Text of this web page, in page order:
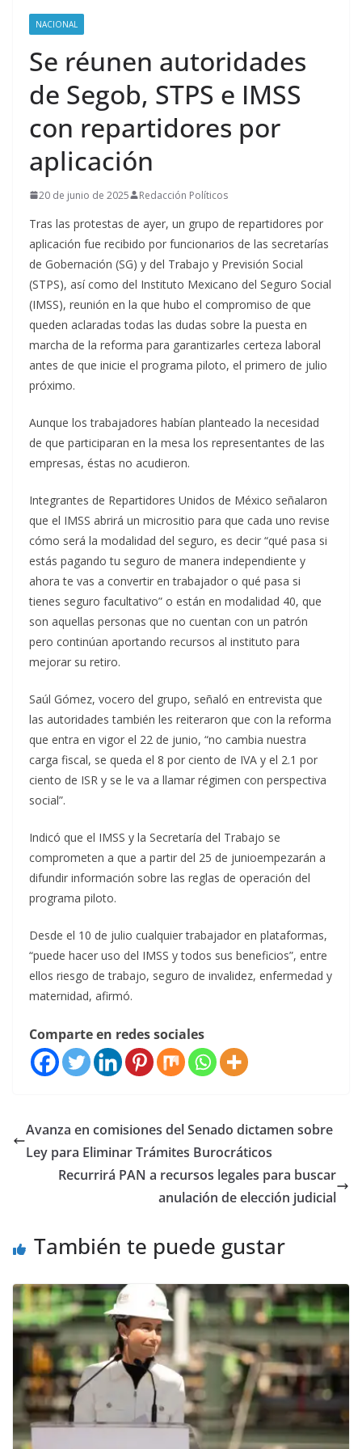
NACIONAL
Se réunen autoridades
de Segob, STPS e IMSS
con repartidores por
aplicación
20 de junio de 2025 Redacción Políticos
Tras las protestas de ayer, un grupo de repartidores por
aplicación fue recibido por funcionarios de las secretarías
de Gobernación (SG) y del Trabajo y Previsión Social
(STPS), así como del Instituto Mexicano del Seguro Social
(IMSS), reunión en la que hubo el compromiso de que
queden aclaradas todas las dudas sobre la puesta en
marcha de la reforma para garantizarles certeza laboral
antes de que inicie el programa piloto, el primero de julio
próximo.
Aunque los trabajadores habían planteado la necesidad
de que participaran en la mesa los representantes de las
empresas, éstas no acudieron.
Integrantes de Repartidores Unidos de México señalaron
que el IMSS abrirá un micrositio para que cada uno revise
cómo será la modalidad del seguro, es decir “qué pasa si
estás pagando tu seguro de manera independiente y
ahora te vas a convertir en trabajador o qué pasa si
tienes seguro facultativo” o están en modalidad 40, que
son aquellas personas que no cuentan con un patrón
pero continúan aportando recursos al instituto para
mejorar su retiro.
Saúl Gómez, vocero del grupo, señaló en entrevista que
las autoridades también les reiteraron que con la reforma
que entra en vigor el 22 de junio, “no cambia nuestra
carga fiscal, se queda el 8 por ciento de IVA y el 2.1 por
ciento de ISR y se le va a llamar régimen con perspectiva
social”.
Indicó que el IMSS y la Secretaría del Trabajo se
comprometen a que a partir del 25 de junioempezarán a
difundir información sobre las reglas de operación del
programa piloto.
Desde el 10 de julio cualquier trabajador en plataformas,
“puede hacer uso del IMSS y todos sus beneficios”, entre
ellos riesgo de trabajo, seguro de invalidez, enfermedad y
maternidad, afirmó.
Comparte en redes sociales
Avanza en comisiones del Senado dictamen sobre
Ley para Eliminar Trámites Burocráticos
Recurrirá PAN a recursos legales para buscar
anulación de elección judicial
También te puede gustar